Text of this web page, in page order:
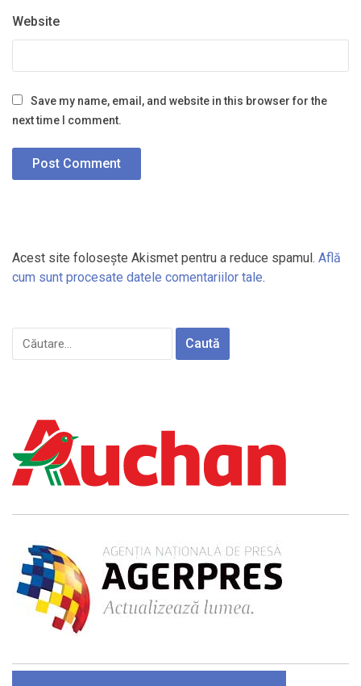
Website
Save my name, email, and website in this browser for the
next time I comment.
Acest site folosește Akismet pentru a reduce spamul. Află
cum sunt procesate datele comentariilor tale.
Caută
după: